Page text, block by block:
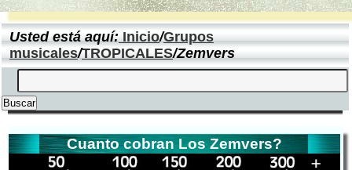
Usted está aquí:Inicio/Grupos
musicales/TROPICALES/Zemvers
Cuanto cobran Los Zemvers?